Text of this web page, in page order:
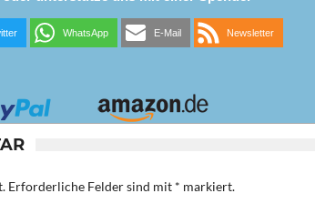
WhatsApp E-Mail Newsletter
Erforderliche Felder sind mit * markiert.